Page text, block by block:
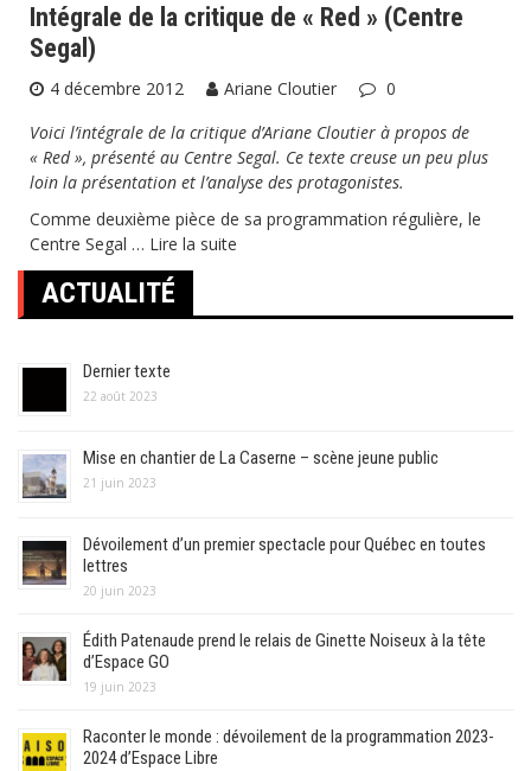
Intégrale de la critique de « Red » (Centre
Segal)
4 décembre 2012 Ariane Cloutier
0
Voici l’intégrale de la critique d’Ariane Cloutier à propos de
« Red », présenté au Centre Segal. Ce texte creuse un peu plus
loin la présentation et l’analyse des protagonistes.
Comme deuxième pièce de sa programmation régulière, le
Centre Segal … Lire la suite
ACTUALITÉ
Dernier texte
22 août 2023
Mise en chantier de La Caserne – scène jeune public
21 juin 2023
Dévoilement d’un premier spectacle pour Québec en toutes
lettres
20 juin 2023
Édith Patenaude prend le relais de Ginette Noiseux à la tête
d’Espace GO
19 juin 2023
Raconter le monde : dévoilement de la programmation 2023-
2024 d’Espace Libre